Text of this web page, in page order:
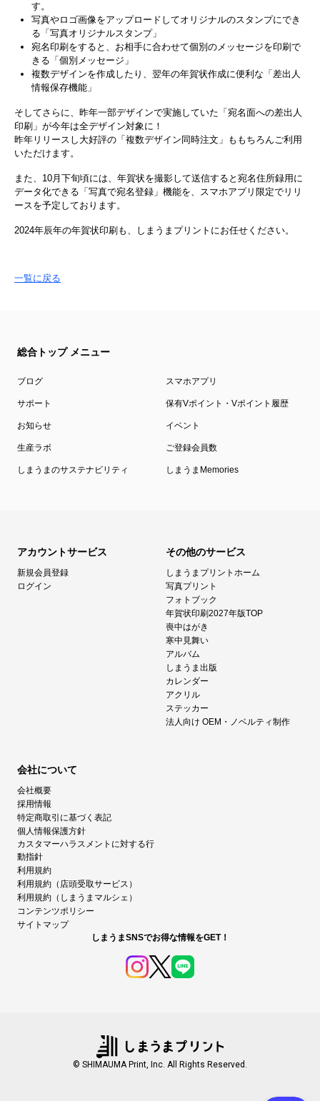
す。
写真やロゴ画像をアップロードしてオリジナルのスタンプにでき
る「写真オリジナルスタンプ」
宛名印刷をすると、お相手に合わせて個別のメッセージを印刷で
きる「個別メッセージ」
複数デザインを作成したり、翌年の年賀状作成に便利な「差出人
情報保存機能」
そしてさらに、昨年一部デザインで実施していた「宛名面への差出人
印刷」が今年は全デザイン対象に！
昨年リリースし大好評の「複数デザイン同時注文」ももちろんご利用
いただけます。
また、10月下旬頃には、年賀状を撮影して送信すると宛名住所録用に
データ化できる「写真で宛名登録」機能を、スマホアプリ限定でリリ
ースを予定しております。
2024年辰年の年賀状印刷も、しまうまプリントにお任せください。
一覧に戻る
総合トップ メニュー
ブログ スマホアプリ
サポート 保有Vポイント・Vポイント履歴
お知らせ イベント
生産ラボ ご登録会員数
しまうまのサステナビリティ しまうまMemories
アカウントサービス
新規会員登録
ログイン
その他のサービス
しまうまプリントホーム
写真プリント
フォトブック
年賀状印刷2027年版TOP
喪中はがき
寒中見舞い
アルバム
しまうま出版
カレンダー
アクリル
ステッカー
法人向け OEM・ノベルティ制作
会社について
会社概要
採用情報
特定商取引に基づく表記
個人情報保護方針
カスタマーハラスメントに対する行
動指針
利用規約
利用規約（店頭受取サービス）
利用規約（しまうまマルシェ）
コンテンツポリシー
サイトマップ
しまうまSNSでお得な情報をGET！
© SHIMAUMA Print, Inc. All Rights Reserved.